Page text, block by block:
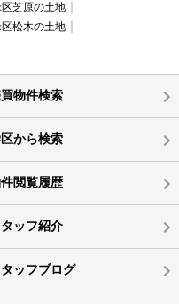
芝原の土地
松木の土地
物件検索
から検索
閲覧履歴
タッフ紹介
タッフブログ